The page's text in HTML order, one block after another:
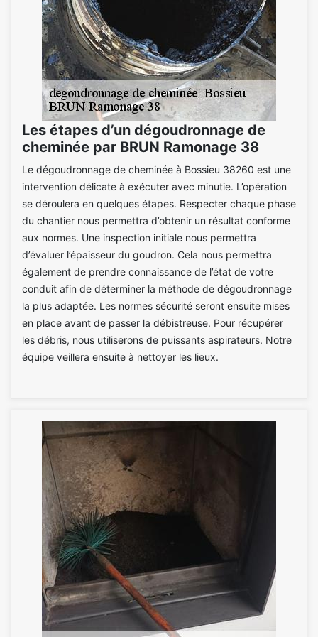
Les étapes d’un dégoudronnage de
cheminée par BRUN Ramonage 38
Le dégoudronnage de cheminée à Bossieu 38260 est une
intervention délicate à exécuter avec minutie. L’opération
se déroulera en quelques étapes. Respecter chaque phase
du chantier nous permettra d’obtenir un résultat conforme
aux normes. Une inspection initiale nous permettra
d’évaluer l’épaisseur du goudron. Cela nous permettra
également de prendre connaissance de l’état de votre
conduit afin de déterminer la méthode de dégoudronnage
la plus adaptée. Les normes sécurité seront ensuite mises
en place avant de passer la débistreuse. Pour récupérer
les débris, nous utiliserons de puissants aspirateurs. Notre
équipe veillera ensuite à nettoyer les lieux.